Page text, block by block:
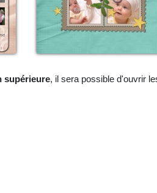
supérieure, il sera possible d'ouvrir